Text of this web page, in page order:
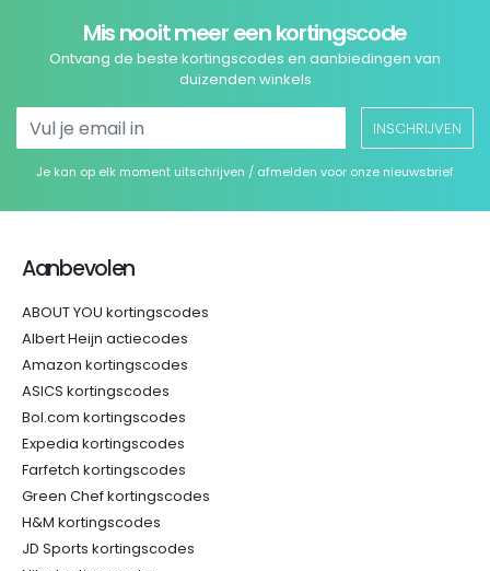
Mis nooit meer een kortingscode
Ontvang de beste kortingscodes en aanbiedingen van
duizenden winkels
INSCHRIJVEN
Je kan op elk moment uitschrijven / afmelden voor onze nieuwsbrief
Aanbevolen
ABOUT YOU kortingscodes
Albert Heijn actiecodes
Amazon kortingscodes
ASICS kortingscodes
Bol.com kortingscodes
Expedia kortingscodes
Farfetch kortingscodes
Green Chef kortingscodes
H&M kortingscodes
JD Sports kortingscodes